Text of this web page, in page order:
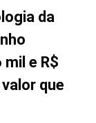
da
e R$
que